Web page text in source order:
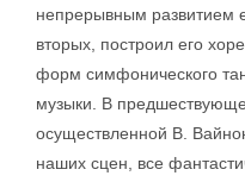
непрерывным развитием
вторых, построил его
форм симфонического
музыки. В
осуществленной В.
наших сцен, все